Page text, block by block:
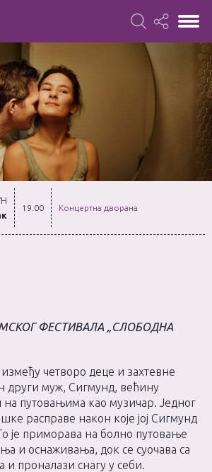
19.00 Концертна дворана
ФЕСТИВАЛА „СЛОБОДНА
четворо деце и захтевне
други муж, Сигмунд, већину
путовањима као музичар. Једног
расправе након које јој Сигмунд
је приморава на болно путовање
и оснаживања, док се суочава са
и проналази снагу у себи.